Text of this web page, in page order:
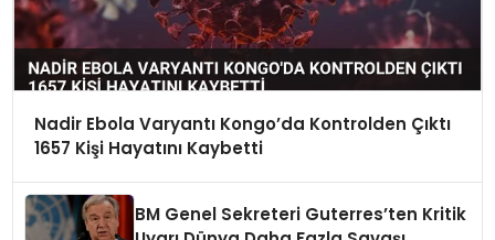
Nadir Ebola Varyantı Kongo’da Kontrolden Çıktı
1657 Kişi Hayatını Kaybetti
BM Genel Sekreteri Guterres’ten Kritik